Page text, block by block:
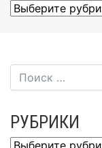
Рубрики
РУБРИКИ
Рубрики